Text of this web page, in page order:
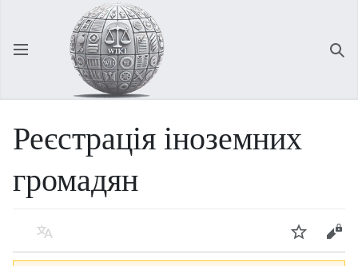
Відкрити головне меню
Реєстрація іноземних
громадян
Мова Спостерігати Редагувати